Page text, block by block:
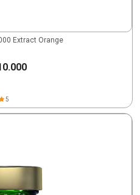
Extract Orange
5